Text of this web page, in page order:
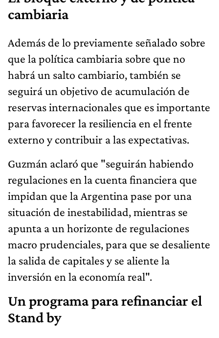
cambiaria
Además de lo previamente señalado sobre
que la política cambiaria sobre que no
habrá un salto cambiario, también se
seguirá un objetivo de acumulación de
reservas internacionales que es importante
para favorecer la resiliencia en el frente
externo y contribuir a las expectativas.
Guzmán aclaró que "seguirán habiendo
regulaciones en la cuenta financiera que
impidan que la Argentina pase por una
situación de inestabilidad, mientras se
apunta a un horizonte de regulaciones
macro prudenciales, para que se desaliente
la salida de capitales y se aliente la
inversión en la economía real".
Un programa para refinanciar el
Stand by